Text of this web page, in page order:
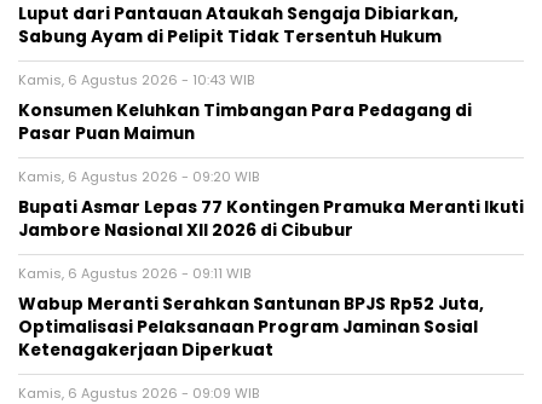
Luput dari Pantauan Ataukah Sengaja Dibiarkan,
Sabung Ayam di Pelipit Tidak Tersentuh Hukum
Kamis, 6 Agustus 2026 - 10:43 WIB
Konsumen Keluhkan Timbangan Para Pedagang di
Pasar Puan Maimun
Kamis, 6 Agustus 2026 - 09:20 WIB
Bupati Asmar Lepas 77 Kontingen Pramuka Meranti Ikuti
Jambore Nasional XII 2026 di Cibubur
Kamis, 6 Agustus 2026 - 09:11 WIB
Wabup Meranti Serahkan Santunan BPJS Rp52 Juta,
Optimalisasi Pelaksanaan Program Jaminan Sosial
Ketenagakerjaan Diperkuat
Kamis, 6 Agustus 2026 - 09:09 WIB